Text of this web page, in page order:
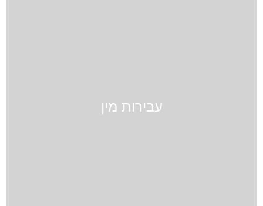
עבירות מין